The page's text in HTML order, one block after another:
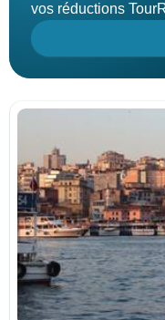
vos réductions